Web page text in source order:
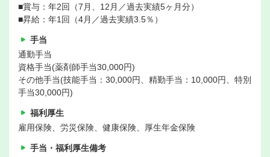
■賞与：年2回（7月、12月／過去実績5ヶ月分）
■昇給：年1回（4月／過去実績3.5％）
手当
通勤手当
資格手当(薬剤師手当30,000円)
その他手当(技能手当：30,000円、精勤手当：10,000円、特別
手当30,000円)
福利厚生
雇用保険、労災保険、健康保険、厚生年金保険
手当・福利厚生備考